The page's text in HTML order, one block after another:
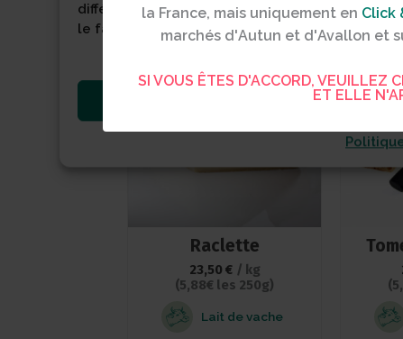
différentes pages. Données cruciales pour
le fait de les refuser bloque certaines
la France, mais uniquement en Click
marchés d'Autun et d'Avallon et
SI VOUS ÊTES D'ACCORD, VEUILLEZ
ET ELLE
Raclette
23,50 € / kg
(5,88€ les 250g)
Lait de vache